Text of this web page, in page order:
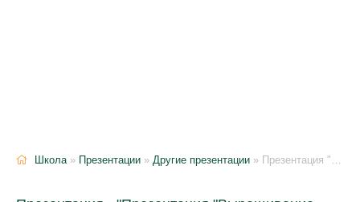
Школа» Презентации » Другие презентации » Презентация "Выращивание рассады овощных культур"